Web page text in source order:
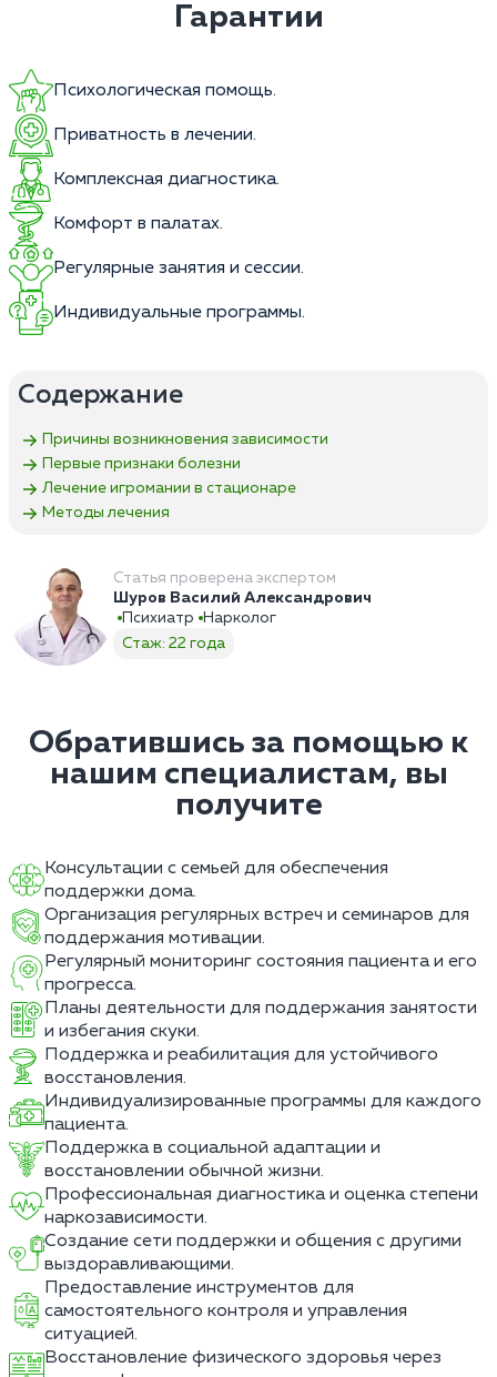
Гарантии
Психологическая помощь.
Приватность в лечении.
Комплексная диагностика.
Комфорт в палатах.
Регулярные занятия и сессии.
Индивидуальные программы.
Содержание
Причины возникновения зависимости
Первые признаки болезни
Лечение игромании в стационаре
Методы лечения
Статья проверена экспертом
Шуров Василий Александрович
Психиатр
Нарколог
Стаж: 22 года
Обратившись за помощью к
нашим специалистам, вы
получите
Консультации с семьей для обеспечения
поддержки дома.
Организация регулярных встреч и семинаров для
поддержания мотивации.
Регулярный мониторинг состояния пациента и его
прогресса.
Планы деятельности для поддержания занятости
и избегания скуки.
Поддержка и реабилитация для устойчивого
восстановления.
Индивидуализированные программы для каждого
пациента.
Поддержка в социальной адаптации и
восстановлении обычной жизни.
Профессиональная диагностика и оценка степени
наркозависимости.
Создание сети поддержки и общения с другими
выздоравливающими.
Предоставление инструментов для
самостоятельного контроля и управления
ситуацией.
Восстановление физического здоровья через